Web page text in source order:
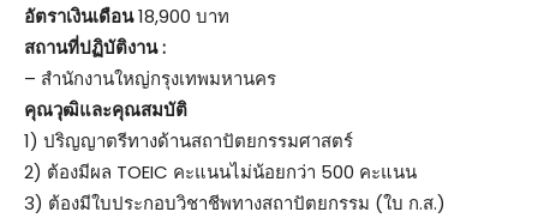
อัตราเงินเดือน18,900 บาท
สถานที่ปฏิบัติงาน :
– สำนักงานใหญ่กรุงเทพมหานคร
คุณวุฒิและคุณสมบัติ
1) ปริญญาตรีทางด้านสถาปัตยกรรมศาสตร์
2) ต้องมีผล TOEIC คะแนนไม่น้อยกว่า 500 คะแนน
3) ต้องมีใบประกอบวิชาชีพทางสถาปัตยกรรม (ใบ ก.ส.)